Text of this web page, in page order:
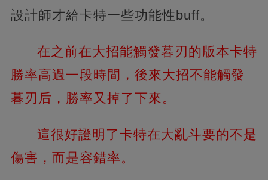
設計師才給卡特一些功能性buff。
在之前在大招能觸發暮刃的版本卡特
勝率高過一段時間，後來大招不能觸發
暮刃后，勝率又掉了下來。
這很好證明了卡特在大亂斗要的不是
傷害，而是容錯率。